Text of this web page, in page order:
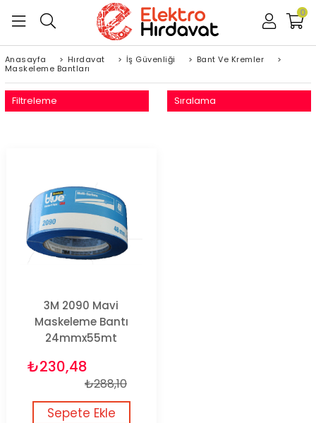
0
Anasayfa > Hırdavat > İş Güvenliği > Bant Ve Kremler
>
Maskeleme Bantları
Filtreleme Sıralama
3M 2090 Mavi
Maskeleme Bantı
24mmx55mt
₺230,48
₺288,10
Sepete Ekle